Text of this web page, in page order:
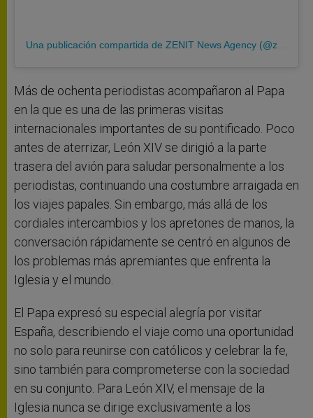
Más de ochenta periodistas acompañaron al Papa
en la que es una de las primeras visitas
internacionales importantes de su pontificado. Poco
antes de aterrizar, León XIV se dirigió a la parte
trasera del avión para saludar personalmente a los
periodistas, continuando una costumbre arraigada en
los viajes papales. Sin embargo, más allá de los
cordiales intercambios y los apretones de manos, la
conversación rápidamente se centró en algunos de
los problemas más apremiantes que enfrenta la
Iglesia y el mundo.
El Papa expresó su especial alegría por visitar
España, describiendo el viaje como una oportunidad
no solo para reunirse con católicos y celebrar la fe,
sino también para comprometerse con la sociedad
en su conjunto. Para León XIV, el mensaje de la
Iglesia nunca se dirige exclusivamente a los